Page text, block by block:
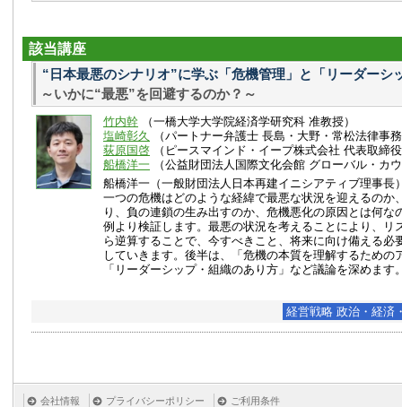
該当講座
“日本最悪のシナリオ”に学ぶ「危機管理」と「リーダーシ
～いかに“最悪”を回避するのか？～
竹内幹 （一橋大学大学院経済学研究科 准教授）
塩崎彰久
（パートナー弁護士 長島・大野・常松法律事
荻原国啓 （ピースマインド・イープ株式会社 代表取締
船橋洋一 （公益財団法人国際文化会館 グローバル・カ
船橋洋一（一般財団法人日本再建イニシアティブ理事長
一つの危機はどのような経緯で最悪な状況を迎えるのか
り、負の連鎖の生み出すのか、危機悪化の原因とは何な
例より検証します。最悪の状況を考えることにより、リ
ら逆算することで、今すべきこと、将来に向け備える必
していきます。後半は、「危機の本質を理解するための
「リーダーシップ・組織のあり方」など議論を深めます
経営戦略 政治・経済
会社情報 プライバシーポリシー ご利用条件